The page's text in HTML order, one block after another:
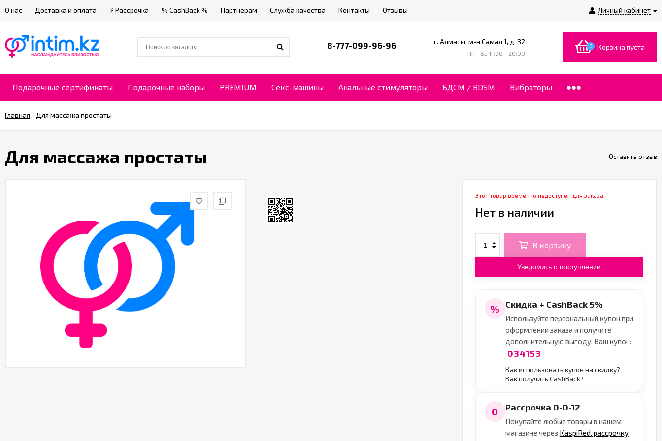
Личный кабинет
О нас Доставка и оплата ⚡ Рассрочка % CashBack % Партнерам Служба качества Контакты Отзывы
8-777-099-96-96 г. Алматы, м-н Самал 1, д. 32
Пн—Вс 11:00—20:00
0 Корзина пуста
Подарочные сертификаты Подарочные наборы PREMIUM Секс-машины Анальные стимуляторы БДСМ / BDSM Вибраторы
Главная - Для массажа простаты
Для массажа простаты Оставить отзыв
Этот товар временно недоступен для заказа
Нет в наличии
В корзину
Уведомить о поступлении
% Скидка + CashBack 5%
Используйте персональный купон при
оформлении заказа и получите
дополнительную выгоду. Ваш купон:
034153
Как использовать купон на скидку?
Как получить CashBack?
0 Рассрочка 0-0-12
Покупайте любые товары в нашем
магазине через KaspiRed, рассрочку